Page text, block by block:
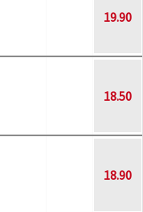
19.90
18.50
18.90